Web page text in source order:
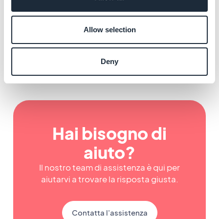
Allow selection
Deny
Creare una community e una
chat
Per saperne di più→
Hai bisogno di
aiuto?
Il nostro team di assistenza è qui per
aiutarvi a trovare la risposta giusta.
Contatta l'assistenza